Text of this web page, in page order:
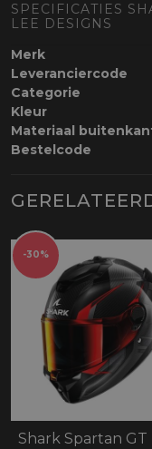
SPECIFICATIES
LEE DESIGNS
Merk
Leveranciercode
Categorie
Kleur
Materiaal
Bestelcode
-30%